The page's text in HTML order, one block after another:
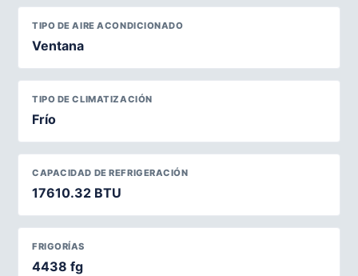
TIPO DE AIRE ACONDICIONADO
Ventana
TIPO DE CLIMATIZACIÓN
Frío
CAPACIDAD DE REFRIGERACIÓN
17610.32 BTU
FRIGORÍAS
4438 fg